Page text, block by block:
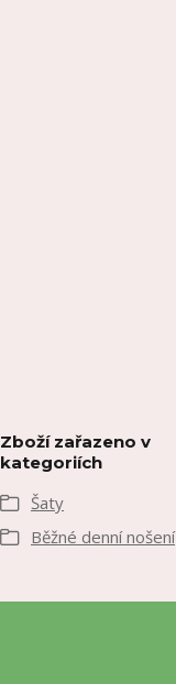
Zboží zařazeno v
kategoriích
Šaty
Běžné denní nošení